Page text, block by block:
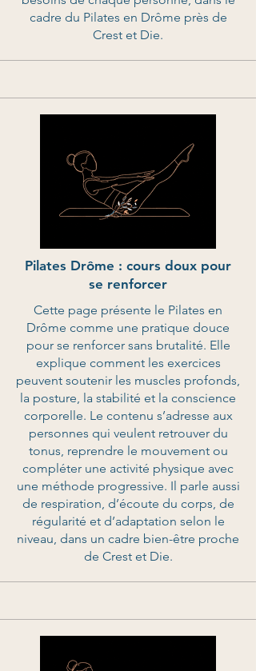
cadre du Pilates en Drôme près de
Crest et Die.
Pilates Drôme : cours doux pour
se renforcer
Cette page présente le Pilates en
Drôme comme une pratique douce
pour se renforcer sans brutalité. Elle
explique comment les exercices
peuvent soutenir les muscles profonds,
la posture, la stabilité et la conscience
corporelle. Le contenu s’adresse aux
personnes qui veulent retrouver du
tonus, reprendre le mouvement ou
compléter une activité physique avec
une méthode progressive. Il parle aussi
de respiration, d’écoute du corps, de
régularité et d’adaptation selon le
niveau, dans un cadre bien-être proche
de Crest et Die.